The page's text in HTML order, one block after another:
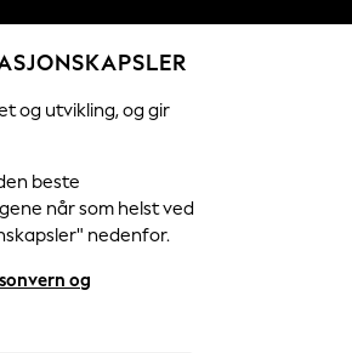
og utvikling, og gir
beste
når som helst ved
nedenfor.
og